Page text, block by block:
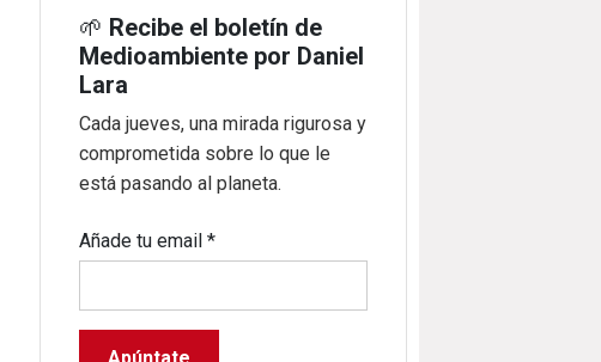
🌱 Recibe el boletín de
Medioambiente por Daniel
Lara
Cada jueves, una mirada rigurosa y
comprometida sobre lo que le
está pasando al planeta.
Añade tu email*